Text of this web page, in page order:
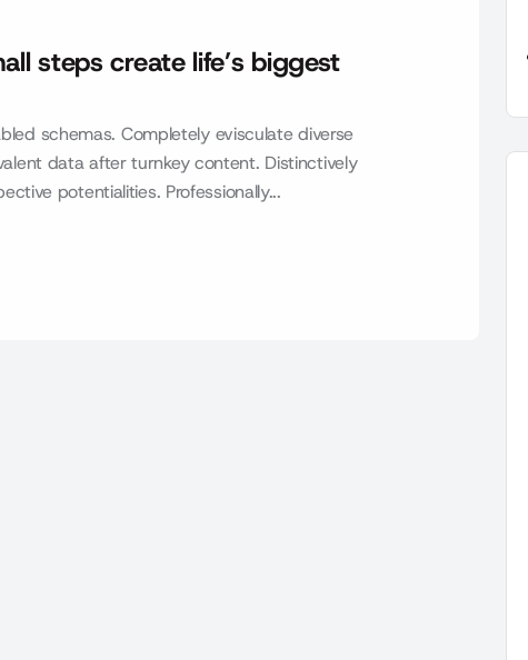
steps create life’s biggest
schemas. Completely evisculate diverse
data after turnkey content. Distinctively
potentialities. Professionally...